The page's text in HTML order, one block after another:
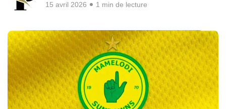
15 avril 2026 1 min de lecture